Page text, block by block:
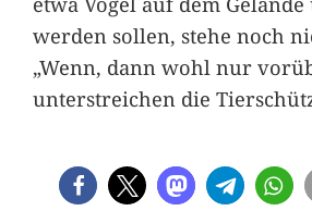
werden sollen, stehe noch
„Wenn, dann wohl nur
unterstreichen die